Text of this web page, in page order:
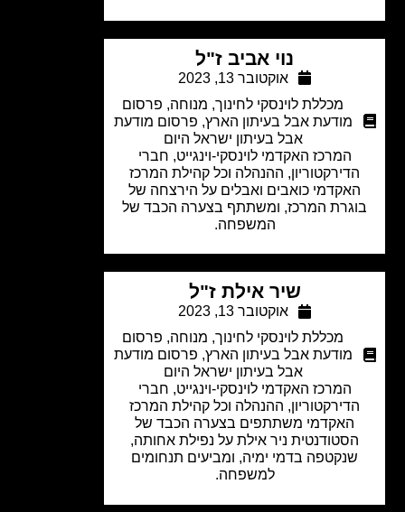
נוי אביב ז"ל
אוקטובר 13, 2023
מכללת לוינסקי לחינוך, מנוחה, פרסום
מודעת אבל בעיתון הארץ,פרסום מודעת
אבל בעיתון ישראל היום
המרכז האקדמי לוינסקי-וינגייט, חברי
ההנהלה וכל קהילת המרכז
כואבים ואבלים על הירצחה של
המרכז, ומשתתף בצערה הכבד של
המשפחה.
שיר אילת ז"ל
אוקטובר 13, 2023
מכללת לוינסקי לחינוך, מנוחה, פרסום
מודעת אבל בעיתון הארץ,פרסום מודעת
אבל בעיתון ישראל היום
המרכז האקדמי לוינסקי-וינגייט, חברי
ההנהלה וכל קהילת המרכז
האקדמי משתתפים בצערה הכבד של
ניר אילת על נפילת אחותה,
שנקטפה בדמי ימיה, ומביעים תנחומים
למשפחה.